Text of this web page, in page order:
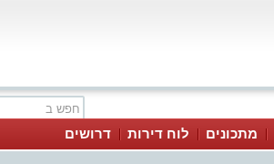
מתכונים לוח דירות דרושים